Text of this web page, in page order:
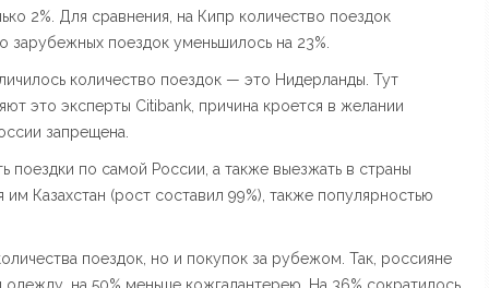
2%. Для сравнения, на Кипр количество поездок
зарубежных поездок уменьшилось на 23%.
количество поездок — это Нидерланды. Тут
это эксперты Citibank, причина кроется в желании
запрещена.
поездки по самой России, а также выезжать в страны
Казахстан (рост составил 99%), также популярностью
поездок, но и покупок за рубежом. Так, россияне